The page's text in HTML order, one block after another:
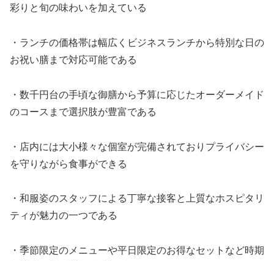
彩りと旬の味わいを加えている
・ランチの価格帯は幅広くビジネスランチから特別な日の
お祝い膳まで対応可能である
・数千円台の手頃な御膳から予算に応じたオーダーメイド
のコースまで選択肢が豊富である
・店内には大小様々な個室が完備されておりプライバシー
を守りながら食事ができる
・和服姿のスタッフによる丁寧な接客と上質なホスピタリ
ティが魅力の一つである
・季節限定のメニューや平日限定のお得なセットなど時期